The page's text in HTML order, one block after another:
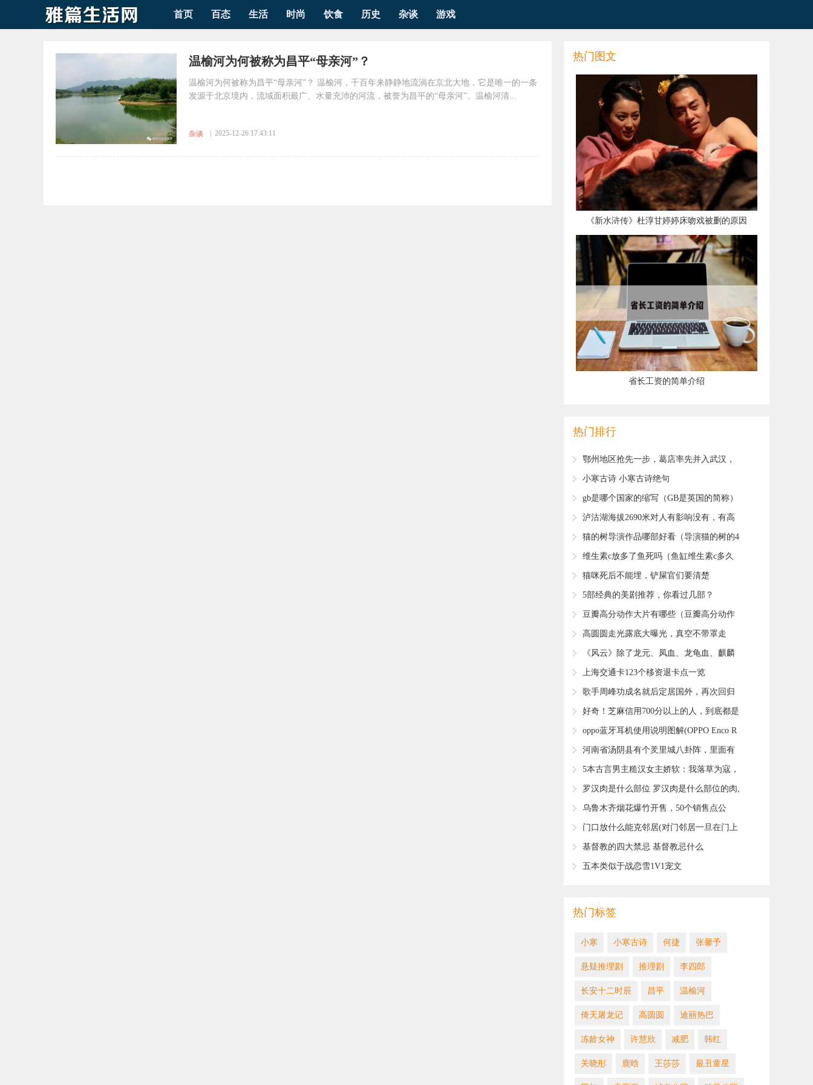
首页 百态 生活 时尚 饮食 历史 杂谈 游戏
​温榆河为何被称为昌平“母亲河”？
温榆河为何被称为昌平“母亲河”？ 温榆河，千百年来静静地流淌在京北大地，它是唯一的一条
发源于北京境内，流域面积最广、水量充沛的河流，被誉为昌平的“母亲河”。温榆河清...
杂谈 | 2025-12-26 17:43:11
热门图文
​《新水浒传》杜淳甘婷婷床吻戏被删的原因
​省长工资的简单介绍
热门排行
​鄂州地区抢先一步，葛店率先并入武汉，
下一个会是哪个城市？
​小寒古诗 小寒古诗绝句
​gb是哪个国家的缩写（GB是英国的简称）
​泸沽湖海拔2690米对人有影响没有，有高
原反应吗？
​猫的树导演作品哪部好看（导演猫的树的4
部经典作品推荐）
​维生素c放多了鱼死吗（鱼缸维生素c多久
放一次）
​猫咪死后不能埋，铲屎官们要清楚
​5部经典的美剧推荐，你看过几部？
​豆瓣高分动作大片有哪些（豆瓣高分动作
电影推荐）
​高圆圆走光露底大曝光，真空不带罩走
光，网友们：很有凸点
​《风云》除了龙元、凤血、龙龟血、麒麟
血之外，还有四大圣物
​上海交通卡123个移资退卡点一览
​歌手周峰功成名就后定居国外，再次回归
却失踪至今
​好奇！芝麻信用700分以上的人，到底都是
什么人？客服给出答案
​oppo蓝牙耳机使用说明图解(OPPO Enco R
耳机说明书)
​河南省汤阴县有个羑里城八卦阵，里面有
八个阵势，像迷宫一样
​5本古言男主糙汉女主娇软：我落草为寇，
但我定让你做天下的皇后
​罗汉肉是什么部位 罗汉肉是什么部位的肉,
吃了健康吗
​乌鲁木齐烟花爆竹开售，50个销售点公
布，看看你家附近的有没有？
​门口放什么能克邻居(对门邻居一旦在门上
挂这个玩意，你马上让他拆了，否则倒霉
​基督教的四大禁忌 基督教忌什么
​五本类似于战恋雪1V1宠文
热门标签
​小寒 ​小寒古诗 何捷 ​张馨予
悬疑推理剧 推理剧 李四郎
​长安十二时辰 昌平 ​温榆河
倚天屠龙记 高圆圆 迪丽热巴
冻龄女神 许慧欣 减肥 韩红
关晓彤 鹿晗 王莎莎 最丑童星